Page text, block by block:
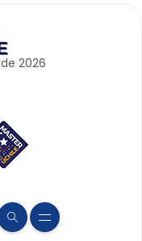
de 2026